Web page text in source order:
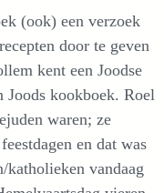
(ook) een verzoek
door te geven
kent een Joodse
Joods kookboek. Roel
waren; ze
en dat was
katholieken vandaag